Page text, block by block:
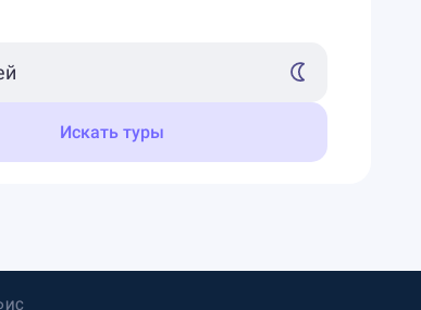
Искать туры